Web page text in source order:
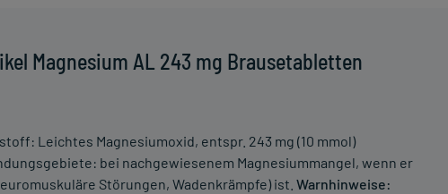
Magnesium AL 243 mg Brausetabletten
Leichtes Magnesiumoxid, entspr. 243 mg (10 mmol)
bei nachgewiesenem Magnesiummangel, wenn er
Störungen, Wadenkrämpfe) ist. Warnhinweise: